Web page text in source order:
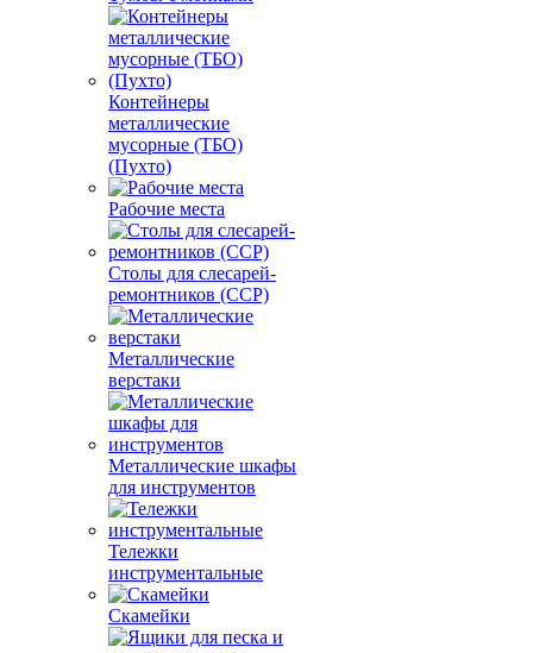
Контейнеры
металлические
мусорные (ТБО)
(Пухто)
Рабочие места
Столы для слесарей-
ремонтников (ССР)
Металлические
верстаки
Металлические шкафы
для инструментов
Тележки
инструментальные
Скамейки